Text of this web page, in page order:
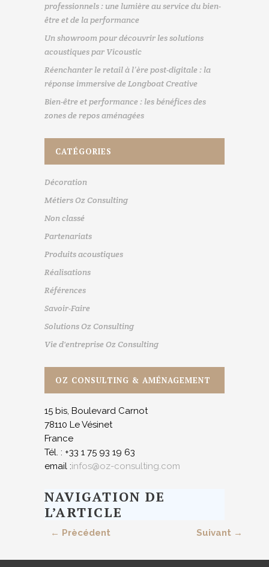
professionnels : une lumière au service du bien-
être et de la performance
Un showroom pour découvrir les solutions
acoustiques par Vicoustic
Réenchanter le retail à l’ère post-digitale : la
réponse immersive de Longboat Creative
Bien-être et performance : les bénéfices des
zones de repos aménagées
CATÉGORIES
Décoration
Métiers Oz Consulting
Non classé
Partenariats
Produits acoustiques
Réalisations
Références
Savoir-Faire
Solutions Oz Consulting
Vie d'entreprise Oz Consulting
OZ CONSULTING & AMÉNAGEMENT
15 bis, Boulevard Carnot
78110 Le Vésinet
France
Tél. : +33 1 75 93 19 63
email :infos@oz-consulting.com
NAVIGATION DE
L’ARTICLE
← Prècédent Suivant →